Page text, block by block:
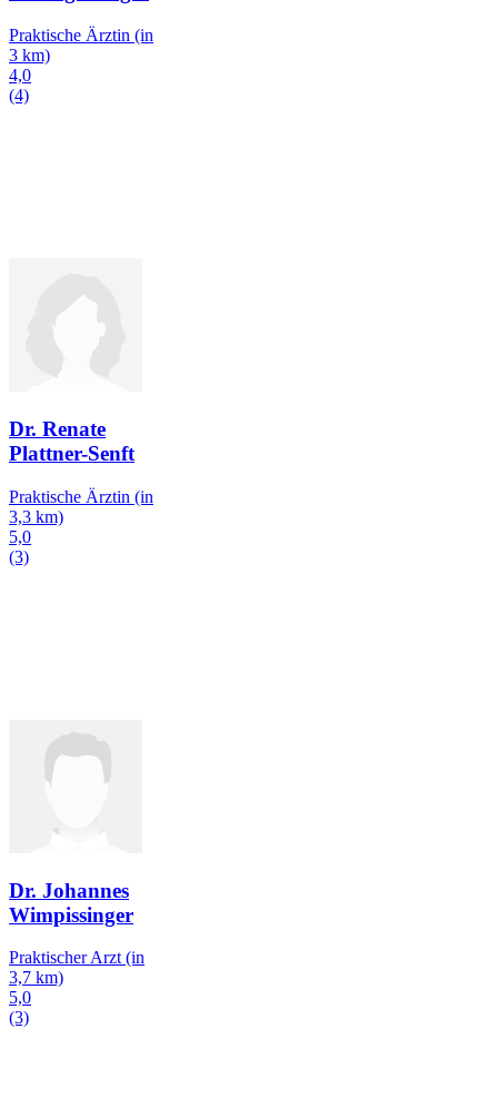
Praktische Ärztin (in
3 km)
4,0
(4)
Dr. Renate
Plattner-Senft
Praktische Ärztin (in
3,3 km)
5,0
(3)
Dr. Johannes
Wimpissinger
Praktischer Arzt (in
3,7 km)
5,0
(3)